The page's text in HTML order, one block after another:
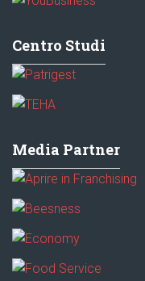
Centro Studi
Media Partner